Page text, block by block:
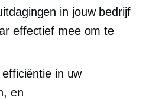
in jouw bedrijf
effectief mee om te
in uw
en